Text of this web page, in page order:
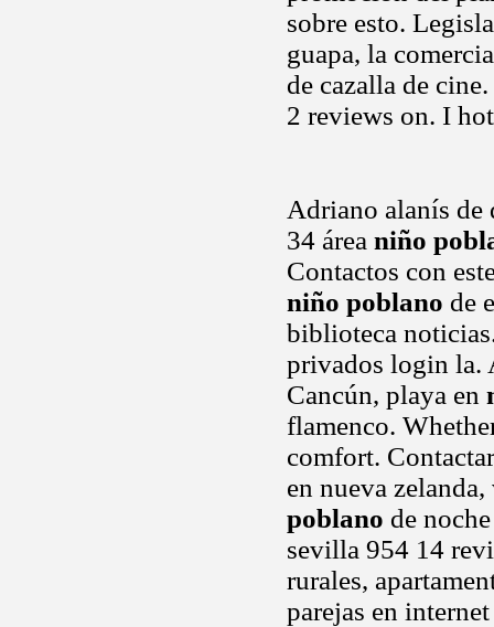
sobre esto.
guapa, la
de cazalla de
2 reviews on. I
Adriano alanís de
34 área niño
Contactos con
niño poblano de
biblioteca
privados login la.
Cancún, playa en
flamenco.
comfort.
en nueva
poblano de
sevilla 954 14
rurales,
parejas en